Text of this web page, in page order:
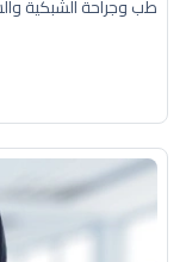
طب وجراحة الشبكية